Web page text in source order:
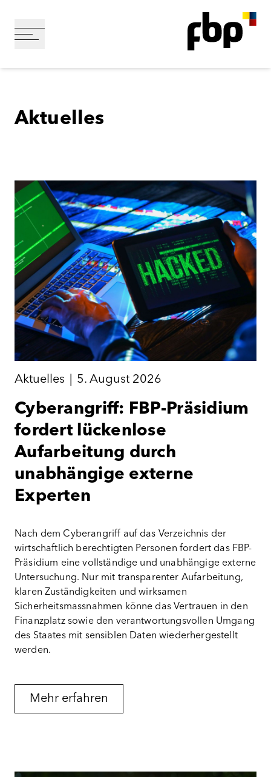
Aktuelles
Aktuelles 5. August 2026
Cyberangriff: FBP-Präsidium
fordert lückenlose
Aufarbeitung durch
unabhängige externe
Experten
Nach dem Cyberangriff auf das Verzeichnis der
wirtschaftlich berechtigten Personen fordert das FBP-
Präsidium eine vollständige und unabhängige externe
Untersuchung. Nur mit transparenter Aufarbeitung,
klaren Zuständigkeiten und wirksamen
Sicherheitsmassnahmen könne das Vertrauen in den
Finanzplatz sowie den verantwortungsvollen Umgang
des Staates mit sensiblen Daten wiederhergestellt
werden.
Mehr erfahren